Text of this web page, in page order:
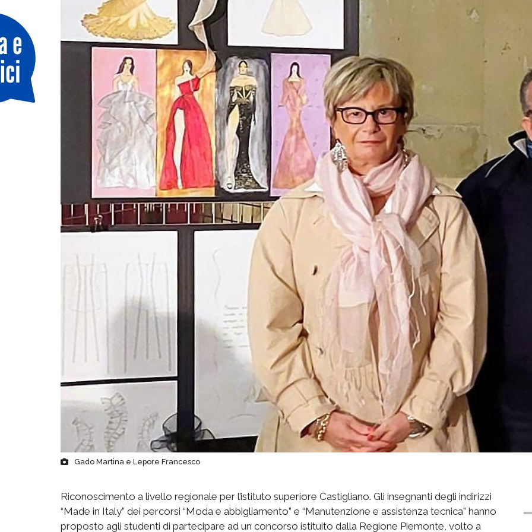
Gado Martina e Lepore Francesco
Riconoscimento a livello regionale per l’istituto superiore Castigliano. Gli insegnanti degli indirizzi
“Made in Italy” dei percorsi “Moda e abbigliamento” e “Manutenzione e assistenza tecnica” hanno
proposto agli studenti di partecipare ad un concorso istituito dalla Regione Piemonte, volto a